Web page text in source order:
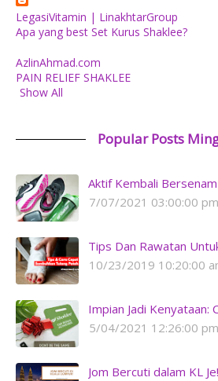
LegasiVitamin | LinakhtarGroup
Apa yang best Set Kurus Shaklee?
AzlinAhmad.com
PAIN RELIEF SHAKLEE
Show All
Popular Posts
Aktif Kembali Bersenam
7/07/2021 03:00:00 pm
Tips Dan Rawatan
10/23/2019 10:20:00
Impian Jadi Kenyataan:
5/04/2021 12:26:00 pm
Jom Bercuti dalam KL Je!